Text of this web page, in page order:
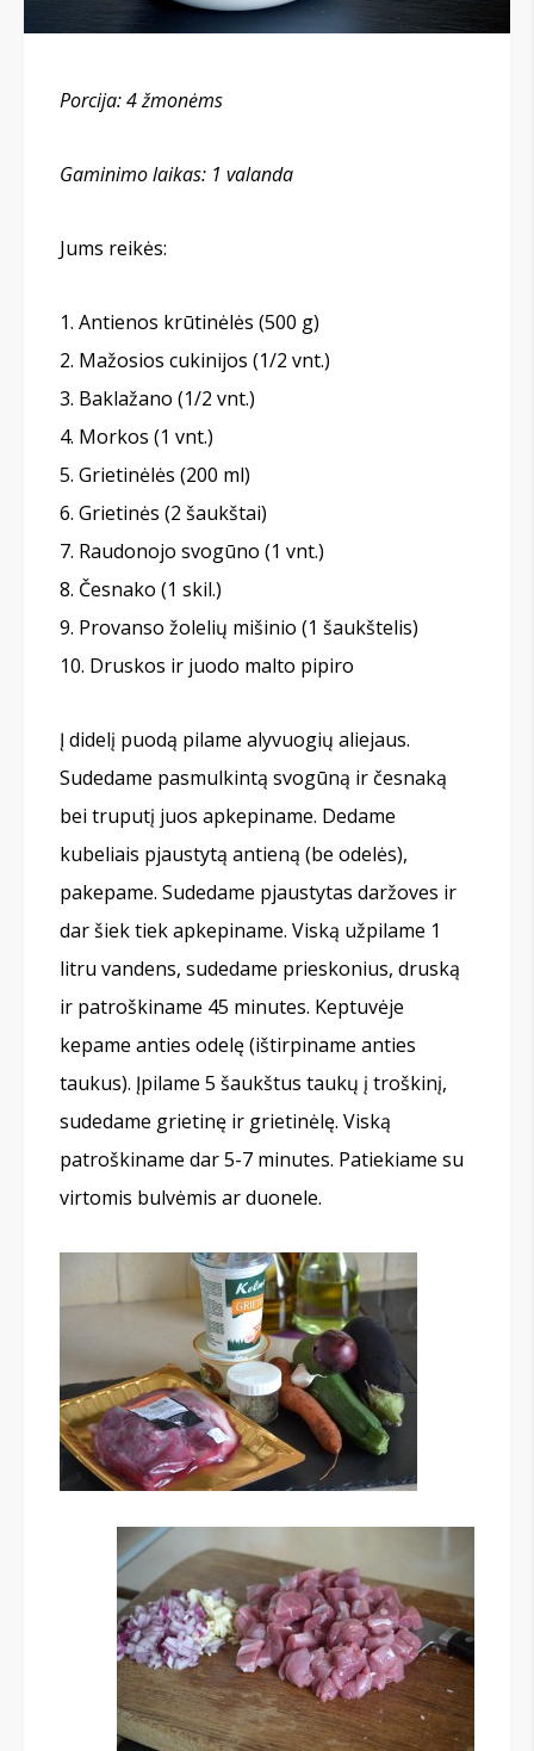
Porcija: 4 žmonėms
Gaminimo laikas: 1 valanda
Jums reikės:
Antienos krūtinėlės (500 g)
Mažosios cukinijos (1/2 vnt.)
Baklažano (1/2 vnt.)
Morkos (1 vnt.)
Grietinėlės (200 ml)
Grietinės (2 šaukštai)
Raudonojo svogūno (1 vnt.)
Česnako (1 skil.)
Provanso žolelių mišinio (1 šaukštelis)
Druskos ir juodo malto pipiro
Į didelį puodą pilame alyvuogių aliejaus.
Sudedame pasmulkintą svogūną ir česnaką
bei truputį juos apkepiname. Dedame
kubeliais pjaustytą antieną (be odelės),
pakepame. Sudedame pjaustytas daržoves ir
dar šiek tiek apkepiname. Viską užpilame 1
litru vandens, sudedame prieskonius, druską
ir patroškiname 45 minutes. Keptuvėje
kepame anties odelę (ištirpiname anties
taukus). Įpilame 5 šaukštus taukų į troškinį,
sudedame grietinę ir grietinėlę. Viską
patroškiname dar 5-7 minutes. Patiekiame su
virtomis bulvėmis ar duonele.